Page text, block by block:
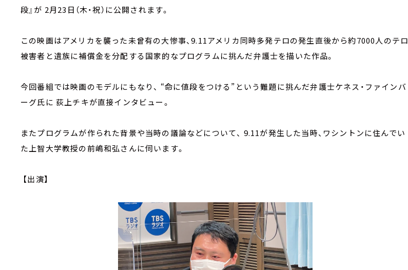
段』が 2月23日（木・祝）に公開されます。
この映画はアメリカを襲った未曾有の大惨事、9.11アメリカ同時多発テロの発生直後から約7000人のテロ
被害者と遺族に補償金を分配する国家的なプログラムに挑んだ弁護士を描いた作品。
今回番組では映画のモデルにもなり、 “命に値段をつける”という難題に挑んだ弁護士ケネス・ファインバ
ーグ氏に 荻上チキが直接インタビュー。
またプログラムが作られた背景や当時の議論などについて、 9.11が発生した当時、ワシントンに住んでい
た上智大学教授の前嶋和弘さんに伺います。
【出演】